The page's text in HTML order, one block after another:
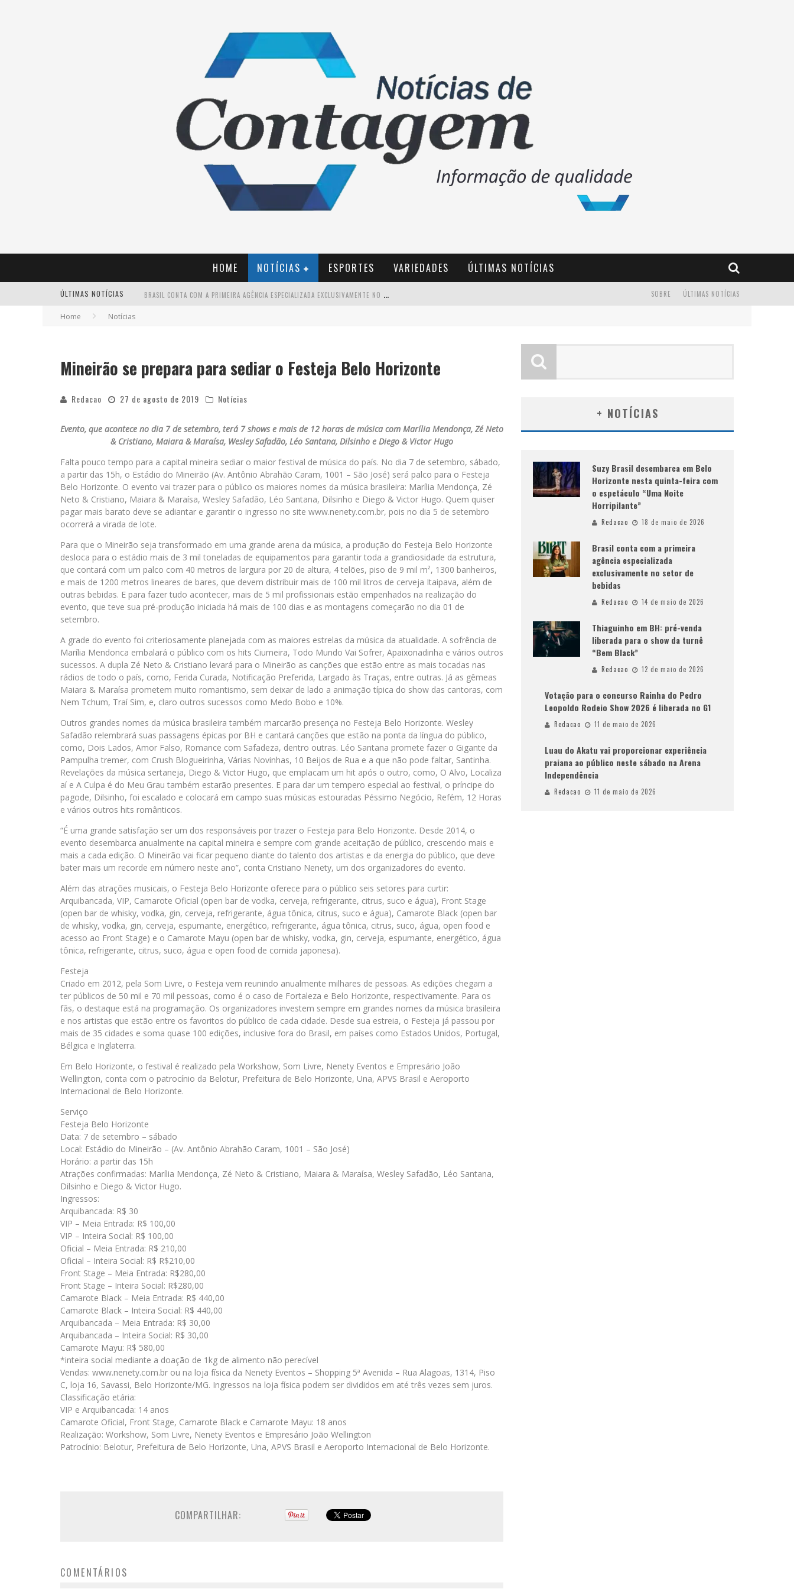
HOME NOTÍCIAS ESPORTES VARIEDADES ÚLTIMAS NOTÍCIAS
ÚLTIMAS NOTÍCIAS B
RASIL CONTA COM A PRIMEIRA AGÊNCIA ESPECIALIZADA EXCLUSIVAMENTE NO SETOR DE BEBIDAS
S
UZY BRASIL DESEMBARCA EM BELO HORIZONTE NESTA QUINTA-FEIRA COM O ESPETÁCULO “UMA NOITE HORRIPILANTE”
ÚLTIMAS NOTÍCIAS
SOBRE
Home Notícias
Mineirão se prepara para sediar o Festeja Belo Horizonte
Redacao 27 de agosto de 2019 Notícias
Evento, que acontece no dia 7 de setembro, terá 7 shows e mais de 12 horas de música com Marília Mendonça, Zé Neto
& Cristiano, Maiara & Maraísa, Wesley Safadão, Léo Santana, Dilsinho e Diego & Victor Hugo
Falta pouco tempo para a capital mineira sediar o maior festival de música do país. No dia 7 de setembro, sábado,
a partir das 15h, o Estádio do Mineirão (Av. Antônio Abrahão Caram, 1001 – São José) será palco para o Festeja
Belo Horizonte. O evento vai trazer para o público os maiores nomes da música brasileira: Marília Mendonça, Zé
Neto & Cristiano, Maiara & Maraísa, Wesley Safadão, Léo Santana, Dilsinho e Diego & Victor Hugo. Quem quiser
pagar mais barato deve se adiantar e garantir o ingresso no site www.nenety.com.br, pois no dia 5 de setembro
ocorrerá a virada de lote.
Para que o Mineirão seja transformado em uma grande arena da música, a produção do Festeja Belo Horizonte
desloca para o estádio mais de 3 mil toneladas de equipamentos para garantir toda a grandiosidade da estrutura,
que contará com um palco com 40 metros de largura por 20 de altura, 4 telões, piso de 9 mil m², 1300 banheiros,
e mais de 1200 metros lineares de bares, que devem distribuir mais de 100 mil litros de cerveja Itaipava, além de
outras bebidas. E para fazer tudo acontecer, mais de 5 mil profissionais estão empenhados na realização do
evento, que teve sua pré-produção iniciada há mais de 100 dias e as montagens começarão no dia 01 de
setembro.
A grade do evento foi criteriosamente planejada com as maiores estrelas da música da atualidade. A sofrência de
Marília Mendonca embalará o público com os hits Ciumeira, Todo Mundo Vai Sofrer, Apaixonadinha e vários outros
sucessos. A dupla Zé Neto & Cristiano levará para o Mineirão as canções que estão entre as mais tocadas nas
rádios de todo o país, como, Ferida Curada, Notificação Preferida, Largado às Traças, entre outras. Já as gêmeas
Maiara & Maraísa prometem muito romantismo, sem deixar de lado a animação típica do show das cantoras, com
Nem Tchum, Traí Sim, e, claro outros sucessos como Medo Bobo e 10%.
Outros grandes nomes da música brasileira também marcarão presença no Festeja Belo Horizonte. Wesley
Safadão relembrará suas passagens épicas por BH e cantará canções que estão na ponta da língua do público,
como, Dois Lados, Amor Falso, Romance com Safadeza, dentro outras. Léo Santana promete fazer o Gigante da
Pampulha tremer, com Crush Blogueirinha, Várias Novinhas, 10 Beijos de Rua e a que não pode faltar, Santinha.
Revelações da música sertaneja, Diego & Victor Hugo, que emplacam um hit após o outro, como, O Alvo, Localiza
aí e A Culpa é do Meu Grau também estarão presentes. E para dar um tempero especial ao festival, o príncipe do
pagode, Dilsinho, foi escalado e colocará em campo suas músicas estouradas Péssimo Negócio, Refém, 12 Horas
e vários outros hits românticos.
“É uma grande satisfação ser um dos responsáveis por trazer o Festeja para Belo Horizonte. Desde 2014, o
evento desembarca anualmente na capital mineira e sempre com grande aceitação de público, crescendo mais e
mais a cada edição. O Mineirão vai ficar pequeno diante do talento dos artistas e da energia do público, que deve
bater mais um recorde em número neste ano”, conta Cristiano Nenety, um dos organizadores do evento.
Além das atrações musicais, o Festeja Belo Horizonte oferece para o público seis setores para curtir:
Arquibancada, VIP, Camarote Oficial (open bar de vodka, cerveja, refrigerante, citrus, suco e água), Front Stage
(open bar de whisky, vodka, gin, cerveja, refrigerante, água tônica, citrus, suco e água), Camarote Black (open bar
de whisky, vodka, gin, cerveja, espumante, energético, refrigerante, água tônica, citrus, suco, água, open food e
acesso ao Front Stage) e o Camarote Mayu (open bar de whisky, vodka, gin, cerveja, espumante, energético, água
tônica, refrigerante, citrus, suco, água e open food de comida japonesa).
Festeja
Criado em 2012, pela Som Livre, o Festeja vem reunindo anualmente milhares de pessoas. As edições chegam a
ter públicos de 50 mil e 70 mil pessoas, como é o caso de Fortaleza e Belo Horizonte, respectivamente. Para os
fãs, o destaque está na programação. Os organizadores investem sempre em grandes nomes da música brasileira
e nos artistas que estão entre os favoritos do público de cada cidade. Desde sua estreia, o Festeja já passou por
mais de 35 cidades e soma quase 100 edições, inclusive fora do Brasil, em países como Estados Unidos, Portugal,
Bélgica e Inglaterra.
Em Belo Horizonte, o festival é realizado pela Workshow, Som Livre, Nenety Eventos e Empresário João
Wellington, conta com o patrocínio da Belotur, Prefeitura de Belo Horizonte, Una, APVS Brasil e Aeroporto
Internacional de Belo Horizonte.
Serviço
Festeja Belo Horizonte
Data: 7 de setembro – sábado
Local: Estádio do Mineirão – (Av. Antônio Abrahão Caram, 1001 – São José)
Horário: a partir das 15h
Atrações confirmadas: Marília Mendonça, Zé Neto & Cristiano, Maiara & Maraísa, Wesley Safadão, Léo Santana,
Dilsinho e Diego & Victor Hugo.
Ingressos:
Arquibancada: R$ 30
VIP – Meia Entrada: R$ 100,00
VIP – Inteira Social: R$ 100,00
Oficial – Meia Entrada: R$ 210,00
Oficial – Inteira Social: R$ R$210,00
Front Stage – Meia Entrada: R$280,00
Front Stage – Inteira Social: R$280,00
Camarote Black – Meia Entrada: R$ 440,00
Camarote Black – Inteira Social: R$ 440,00
Arquibancada – Meia Entrada: R$ 30,00
Arquibancada – Inteira Social: R$ 30,00
Camarote Mayu: R$ 580,00
*inteira social mediante a doação de 1kg de alimento não perecível
Vendas: www.nenety.com.br ou na loja física da Nenety Eventos – Shopping 5ª Avenida – Rua Alagoas, 1314, Piso
C, loja 16, Savassi, Belo Horizonte/MG. Ingressos na loja física podem ser divididos em até três vezes sem juros.
Classificação etária:
VIP e Arquibancada: 14 anos
Camarote Oficial, Front Stage, Camarote Black e Camarote Mayu: 18 anos
Realização: Workshow, Som Livre, Nenety Eventos e Empresário João Wellington
Patrocínio: Belotur, Prefeitura de Belo Horizonte, Una, APVS Brasil e Aeroporto Internacional de Belo Horizonte.
COMPARTILHAR:
COMENTÁRIOS
+ NOTÍCIAS
Suzy Brasil desembarca em Belo
Horizonte nesta quinta-feira com
o espetáculo “Uma Noite
Horripilante”
Redacao 18 de maio de 2026
Brasil conta com a primeira
agência especializada
exclusivamente no setor de
bebidas
Redacao 14 de maio de 2026
Thiaguinho em BH: pré-venda
liberada para o show da turnê
“Bem Black”
Redacao 12 de maio de 2026
Votação para o concurso Rainha do Pedro
Leopoldo Rodeio Show 2026 é liberada no G1
Redacao 11 de maio de 2026
Luau do Akatu vai proporcionar experiência
praiana ao público neste sábado na Arena
Independência
Redacao 11 de maio de 2026